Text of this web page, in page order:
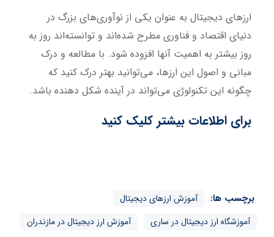
ارزهای دیجیتال به عنوان یکی از نوآوری‌های بزرگ در
دنیای اقتصاد و فناوری مطرح شده‌اند و توانسته‌اند روز به
روز بیشتر به اهمیت آنها افزوده شود. با مطالعه و درک
مبانی و اصول این ارزها، می‌توانید بهتر درک کنید که
چگونه این تکنولوژی می‌تواند در آینده شکل دهنده باشد.
برای اطلاعات بیشتر کلیک کنید
برچسب ها:
آموزش ارزهای دیجیتال
آموزشگاه ارز دیجیتال در ساری
آموزش ارز دیجیتال در مازندران